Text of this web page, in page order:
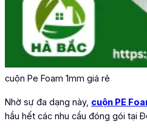
cuộn Pe Foam 1mm giá rẻ
Nhờ sự đa dạng này, cuộn PE
hầu hết các nhu cầu đóng gói tại